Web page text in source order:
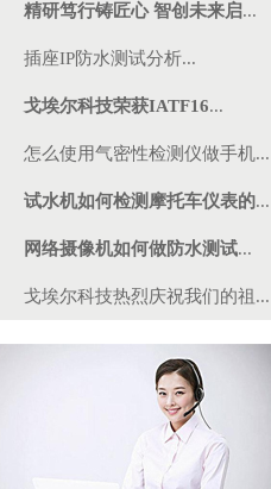
精研笃行铸匠心 智创未来启...
插座IP防水测试分析...
戈埃尔科技荣获IATF16...
怎么使用气密性检测仪做手机...
试水机如何检测摩托车仪表的...
网络摄像机如何做防水测试...
戈埃尔科技热烈庆祝我们的祖...